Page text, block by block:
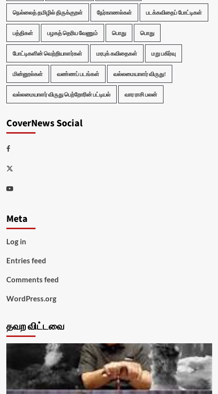
நெல்லைத் தமிழில் திருக்குறள் நேர்காணல்கள் படக்கவிதைப் போட்டிகள்
பத்திகள் பழகத் தெரிய வேணும் பொது பொது
போட்டிகளின் வெற்றியாளர்கள் மரபுக் கவிதைகள் மறு பகிர்வு
மின்னூல்கள் வண்ணப் படங்கள் வல்லமையாளர் விருது!
வல்லமையாளர் விருது பெற்றோரின் பட்டியல் வார ராசி பலன்
CoverNews Social
Facebook
Twitter
Youtube
Meta
Log in
Entries feed
Comments feed
WordPress.org
தவற விட்டவை